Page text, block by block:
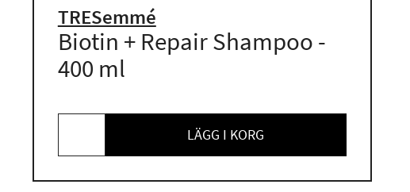
TRESemmé
Biotin + Repair Shampoo -
400 ml
LÄGG I KORG